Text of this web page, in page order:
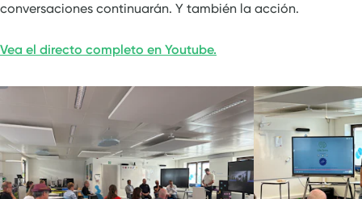
conversaciones continuarán. Y también la acción.
Vea el directo completo en Youtube.